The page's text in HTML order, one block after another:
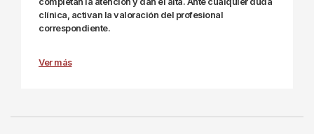
clínica, activan la valoración del profesional
correspondiente.
Ver más